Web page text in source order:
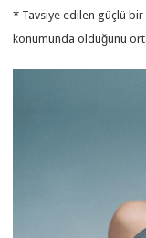
* Tavsiye edilen güçlü bir
konumunda olduğunu